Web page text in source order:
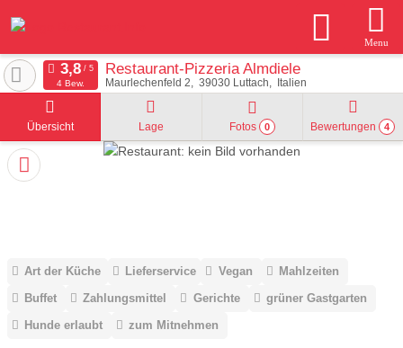
Menu
Restaurant-Pizzeria Almdiele
Maurlechenfeld 2 39030 Luttach Italien
4 Bew.
Übersicht Lage Fotos 0 Bewertungen 4
Art der Küche Lieferservice Vegan
Mahlzeiten
Buffet
Zahlungsmittel Gerichte
grüner Gastgarten
Hunde erlaubt
zum Mitnehmen